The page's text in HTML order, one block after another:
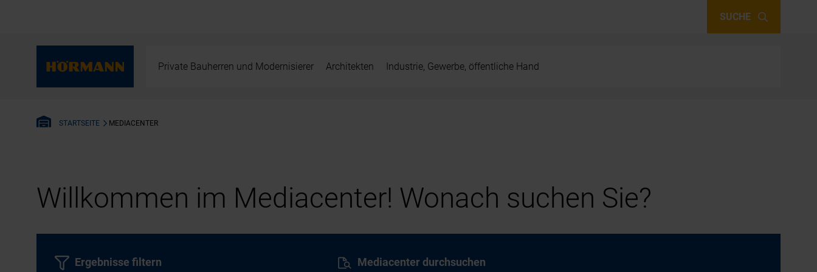
SUCHE
Private Bauherren und Modernisierer Architekten Industrie, Gewerbe, öffentliche Hand
STARTSEITE MEDIACENTER
Willkommen im Mediacenter! Wonach suchen Sie?
Mediacenter durchsuchen
Ergebnisse filtern